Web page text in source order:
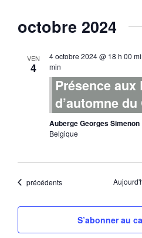
octobre 2024
VEN
4
4 octobre 2024 @ 18 h 00
min
Présence aux
d’automne du
Auberge Georges Simenon
Belgique
Évènements
précédents
S’abonner au